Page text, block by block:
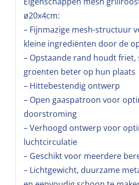
ø20x4cm:
– Fijnmazige mesh-structuur
kleine ingrediënten door de
– Opstaande rand houdt friet,
groenten beter op hun plaats
– Hittebestendig ontwerp
– Open gaaspatroon voor
doorstroming
– Verhoogd ontwerp voor
luchtcirculatie
– Geschikt voor meerdere
– Lichtgewicht, duurzame